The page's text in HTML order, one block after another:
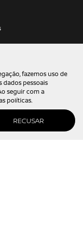
fazemos uso de
dados pessoais
seguir com a
políticas.
RECUSAR